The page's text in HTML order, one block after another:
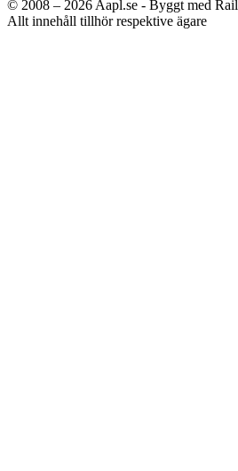
© 2008 – 2026 Aapl.se - Byggt med
Allt innehåll tillhör respektive ägare